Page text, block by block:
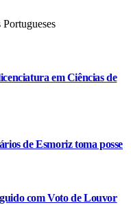
em Ciências de
de Esmoriz toma posse
com Voto de Louvor